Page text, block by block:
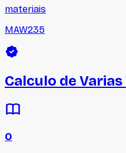
materiais
MAW235
Calculo de
0